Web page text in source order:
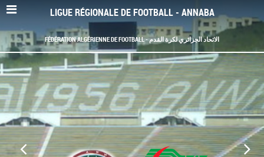
LIGUE RÉGIONALE DE FOOTBALL - ANNABA
FÉDÉRATION ALGÉRIENNE DE FOOTBALL - الاتحاد الجزائري لكرة القدم